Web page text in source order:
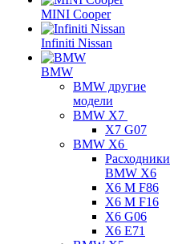
MINI Cooper
Infiniti Nissan
BMW
BMW другие
модели
BMW X7
X7 G07
BMW X6
Расходники
BMW X6
X6 M F86
X6 M F16
X6 G06
X6 E71